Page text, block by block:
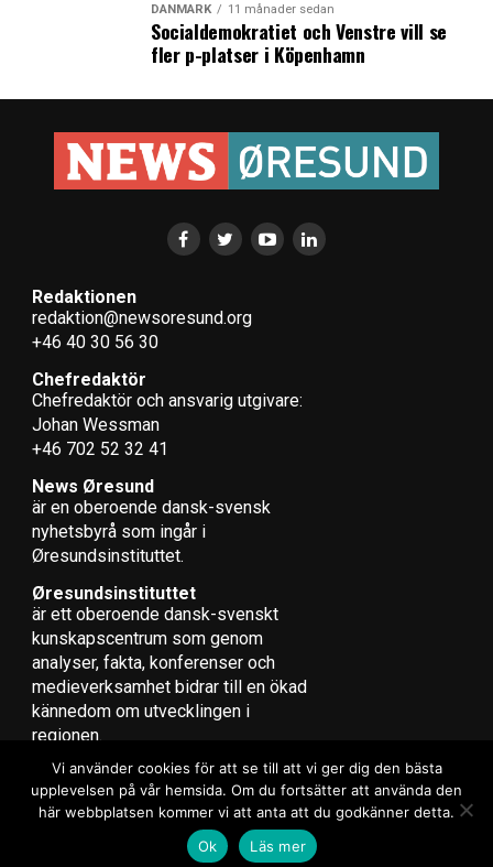
Arla ska spara fyra miljarder
Danmark vill göra hygge till ett världskulturarv
DANMARK 11 månader sedan
Socialdemokratiet och Venstre vill se
fler p-platser i Köpenhamn
Redaktionen
redaktion@newsoresund.org
+46 40 30 56 30
Chefredaktör
Chefredaktör och ansvarig utgivare:
Johan Wessman
+46 702 52 32 41
News Øresund
är en oberoende dansk-svensk
nyhets­byrå som ingår i
Øresundsinstituttet.
Øresundsinstituttet
är ett oberoende dansk-svenskt
kunskapscentrum som genom
analyser, fakta, konferenser och
medieverksamhet bidrar till en ökad
kännedom om utvecklingen i
regionen.
Copyright © 2017 Zox News Theme. Theme by MVP Themes, powered
by WordPress.
Vi använder cookies för att se till att vi ger dig den bästa
upplevelsen på vår hemsida. Om du fortsätter att använda den
här webbplatsen kommer vi att anta att du godkänner detta.
Ok
Läs mer